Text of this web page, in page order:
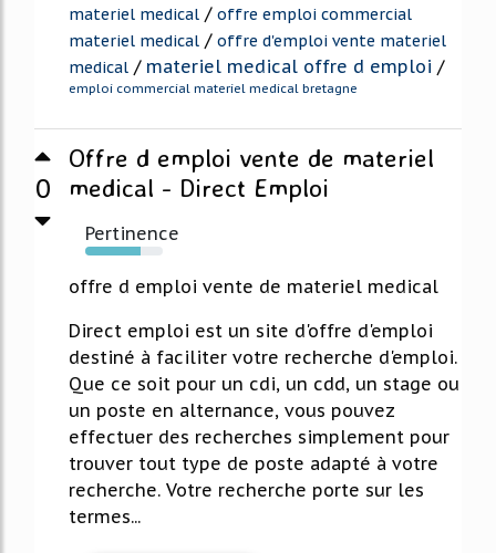
materiel medical / offre emploi commercial
materiel medical / offre d'emploi vente materiel
medical / materiel medical offre d emploi /
emploi commercial materiel medical bretagne
0
Offre d emploi vente de materiel
medical - Direct Emploi
Pertinence
71%
offre d emploi vente de materiel medical
Direct emploi est un site d'offre d'emploi
destiné à faciliter votre recherche d'emploi.
Que ce soit pour un cdi, un cdd, un stage ou
un poste en alternance, vous pouvez
effectuer des recherches simplement pour
trouver tout type de poste adapté à votre
recherche. Votre recherche porte sur les
termes...